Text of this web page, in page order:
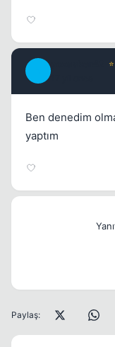
Ben denedim
yaptım
Paylaş: